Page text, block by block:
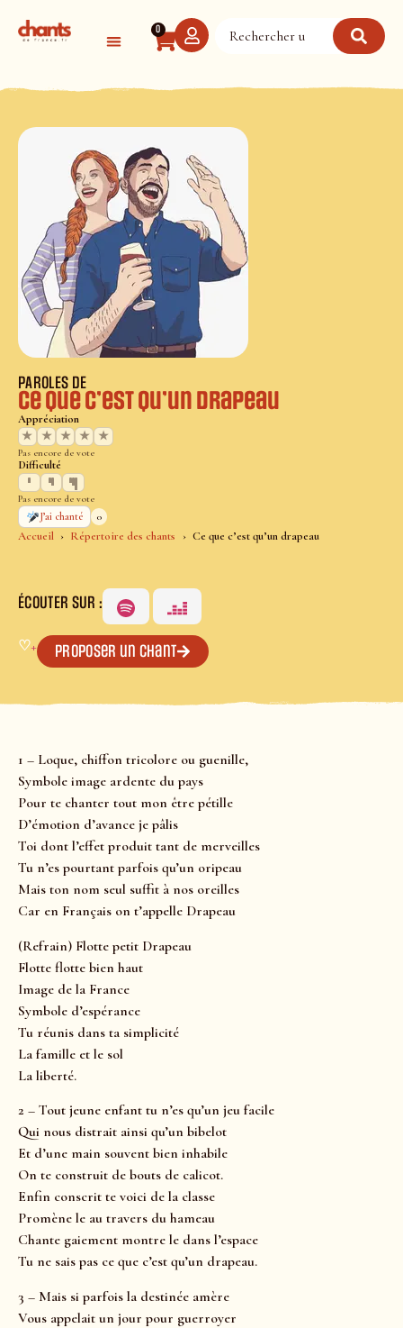
0
Accueil Répertoire des chants Ce que c’est qu’un drapeau
PAROLES DE
Ce que c’est qu’un drapeau
Appréciation
★
★ ★ ★ ★
Pas encore de vote
Difficulté
Pas encore de vote
J’ai chanté
0
ÉCOUTER SUR :
♡+ Proposer un chant
1 – Loque, chiffon tricolore ou guenille,
Symbole image ardente du pays
Pour te chanter tout mon être pétille
D’émotion d’avance je pâlis
Toi dont l’effet produit tant de merveilles
Tu n’es pourtant parfois qu’un oripeau
Mais ton nom seul suffit à nos oreilles
Car en Français on t’appelle Drapeau
(Refrain) Flotte petit Drapeau
Flotte flotte bien haut
Image de la France
Symbole d’espérance
Tu réunis dans ta simplicité
La famille et le sol
La liberté.
2 – Tout jeune enfant tu n’es qu’un jeu facile
Qui nous distrait ainsi qu’un bibelot
Et d’une main souvent bien inhabile
On te construit de bouts de calicot.
Enfin conscrit te voici de la classe
Promène le au travers du hameau
Chante gaiement montre le dans l’espace
Tu ne sais pas ce que c’est qu’un drapeau.
3 – Mais si parfois la destinée amère
Vous appelait un jour pour guerroyer